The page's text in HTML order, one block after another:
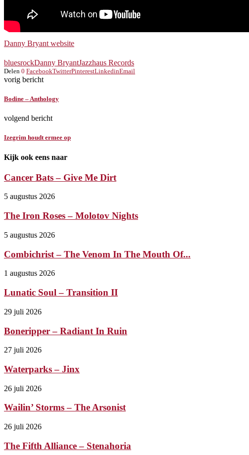
Danny Bryant website
bluesrockDanny BryantJazzhaus Records
Delen 0 FacebookTwitterPinterestLinkedinEmail
vorig bericht
Bodine – Anthology
volgend bericht
Izegrim houdt ermee op
Kijk ook eens naar
Cancer Bats – Give Me Dirt
5 augustus 2026
The Iron Roses – Molotov Nights
5 augustus 2026
Combichrist – The Venom In The Mouth Of...
1 augustus 2026
Lunatic Soul – Transition II
29 juli 2026
Boneripper – Radiant In Ruin
27 juli 2026
Waterparks – Jinx
26 juli 2026
Wailin’ Storms – The Arsonist
26 juli 2026
The Fifth Alliance – Stenahoria